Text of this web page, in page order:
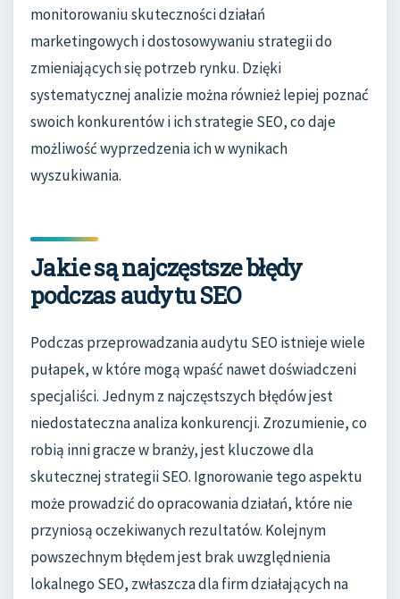
monitorowaniu skuteczności działań
marketingowych i dostosowywaniu strategii do
zmieniających się potrzeb rynku. Dzięki
systematycznej analizie można również lepiej poznać
swoich konkurentów i ich strategie SEO, co daje
możliwość wyprzedzenia ich w wynikach
wyszukiwania.
Jakie są najczęstsze błędy
podczas audytu SEO
Podczas przeprowadzania audytu SEO istnieje wiele
pułapek, w które mogą wpaść nawet doświadczeni
specjaliści. Jednym z najczęstszych błędów jest
niedostateczna analiza konkurencji. Zrozumienie, co
robią inni gracze w branży, jest kluczowe dla
skutecznej strategii SEO. Ignorowanie tego aspektu
może prowadzić do opracowania działań, które nie
przyniosą oczekiwanych rezultatów. Kolejnym
powszechnym błędem jest brak uwzględnienia
lokalnego SEO, zwłaszcza dla firm działających na